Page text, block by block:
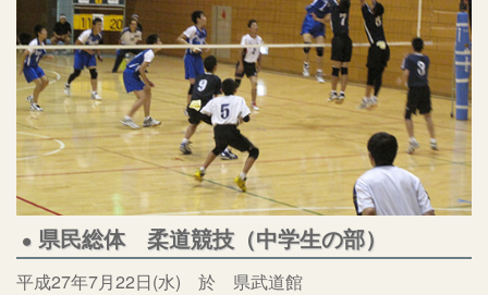
県民総体 柔道競技（中学生の部）
平成27年7月22日(水) 於 県武道館